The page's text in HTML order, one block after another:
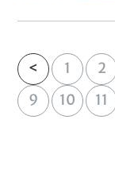
< 1 2
9
10 11